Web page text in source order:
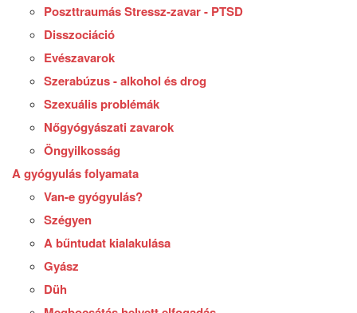
Poszttraumás Stressz-zavar - PTSD
Disszociáció
Evészavarok
Szerabúzus - alkohol és drog
Szexuális problémák
Nőgyógyászati zavarok
Öngyilkosság
A gyógyulás folyamata
Van-e gyógyulás?
Szégyen
A bűntudat kialakulása
Gyász
Düh